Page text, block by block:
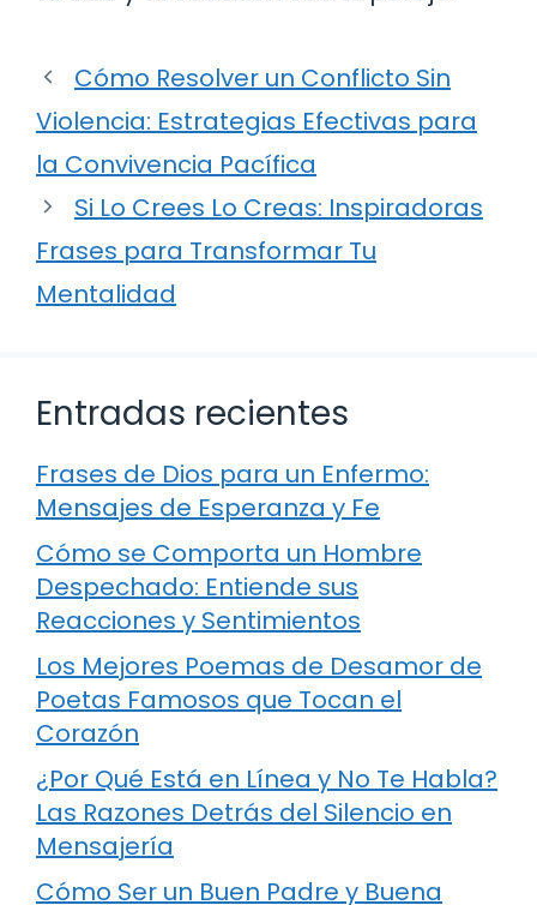
Cómo Resolver un Conflicto Sin
Violencia: Estrategias Efectivas para
la Convivencia Pacífica
Si Lo Crees Lo Creas: Inspiradoras
Frases para Transformar Tu
Mentalidad
Entradas recientes
Frases de Dios para un Enfermo:
Mensajes de Esperanza y Fe
Cómo se Comporta un Hombre
Despechado: Entiende sus
Reacciones y Sentimientos
Los Mejores Poemas de Desamor de
Poetas Famosos que Tocan el
Corazón
¿Por Qué Está en Línea y No Te Habla?
Las Razones Detrás del Silencio en
Mensajería
Cómo Ser un Buen Padre y Buena